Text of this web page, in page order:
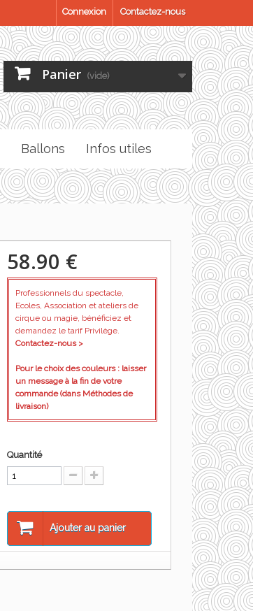
Contactez-nous
Connexion
Panier (vide)
Ballons Infos utiles
58.90 €
Professionnels du spectacle,
Ecoles, Association et ateliers de
cirque ou magie, bénéficiez et
demandez le tarif Privilège.
Contactez-nous >
Pour le choix des couleurs : laisser
un message à la fin de votre
commande (dans Méthodes de
livraison)
Quantité
Ajouter au panier